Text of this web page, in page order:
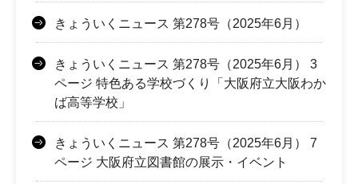
きょういくニュース 第278号（2025年6月）
きょういくニュース 第278号（2025年6月） 3
ページ 特色ある学校づくり「大阪府立大阪わか
ば高等学校」
きょういくニュース 第278号（2025年6月） 7
ページ 大阪府立図書館の展示・イベント